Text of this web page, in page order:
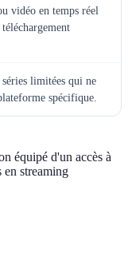
vidéo en temps réel
limitées qui ne
spécifique.
équipé d'un accès à
en streaming